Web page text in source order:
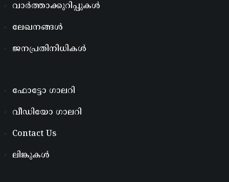
വാർത്താക്കുറിപ്പുകൾ
ലേഖനങ്ങൾ
ജനപ്രതിനിധികൾ
ഫോട്ടോ ഗാലറി
വീഡിയോ ഗാലറി
Contact Us
ലിങ്കുകൾ